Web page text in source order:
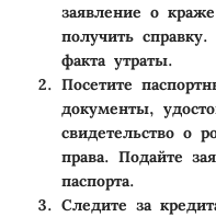
заявление о
получить
факта утраты.
Посетите
документы,
свидетельство о
права. Подайте
паспорта.
Следите за